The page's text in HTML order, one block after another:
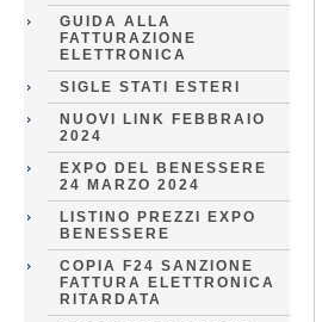
GUIDA ALLA
FATTURAZIONE
ELETTRONICA
SIGLE STATI ESTERI
NUOVI LINK FEBBRAIO
2024
EXPO DEL BENESSERE
24 MARZO 2024
LISTINO PREZZI EXPO
BENESSERE
COPIA F24 SANZIONE
FATTURA ELETTRONICA
RITARDATA